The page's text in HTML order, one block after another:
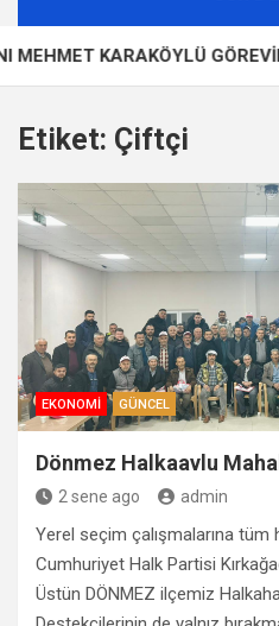
KARAKÖYLÜ
Etiket: Çiftçi
EKONOMI GÜNCEL
Dönmez Halkaavlu
2 sene ago admin
Yerel seçim çalışmalarına tüm
Cumhuriyet Halk Partisi
Üstün DÖNMEZ ilçemiz